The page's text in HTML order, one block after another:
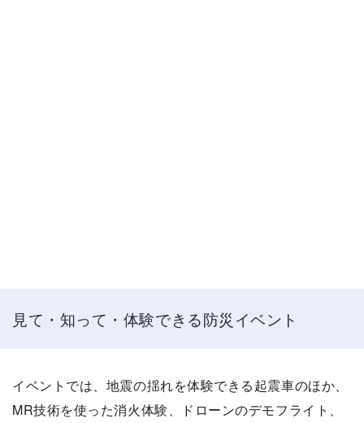
見て・知って・体験できる防災イベント
イベントでは、地震の揺れを体験できる起震車のほか、
MR技術を使った消火体験、ドローンのデモフライト、